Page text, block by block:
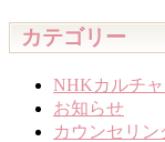
カテゴリー
NHKカルチ
お知らせ
カウンセリン